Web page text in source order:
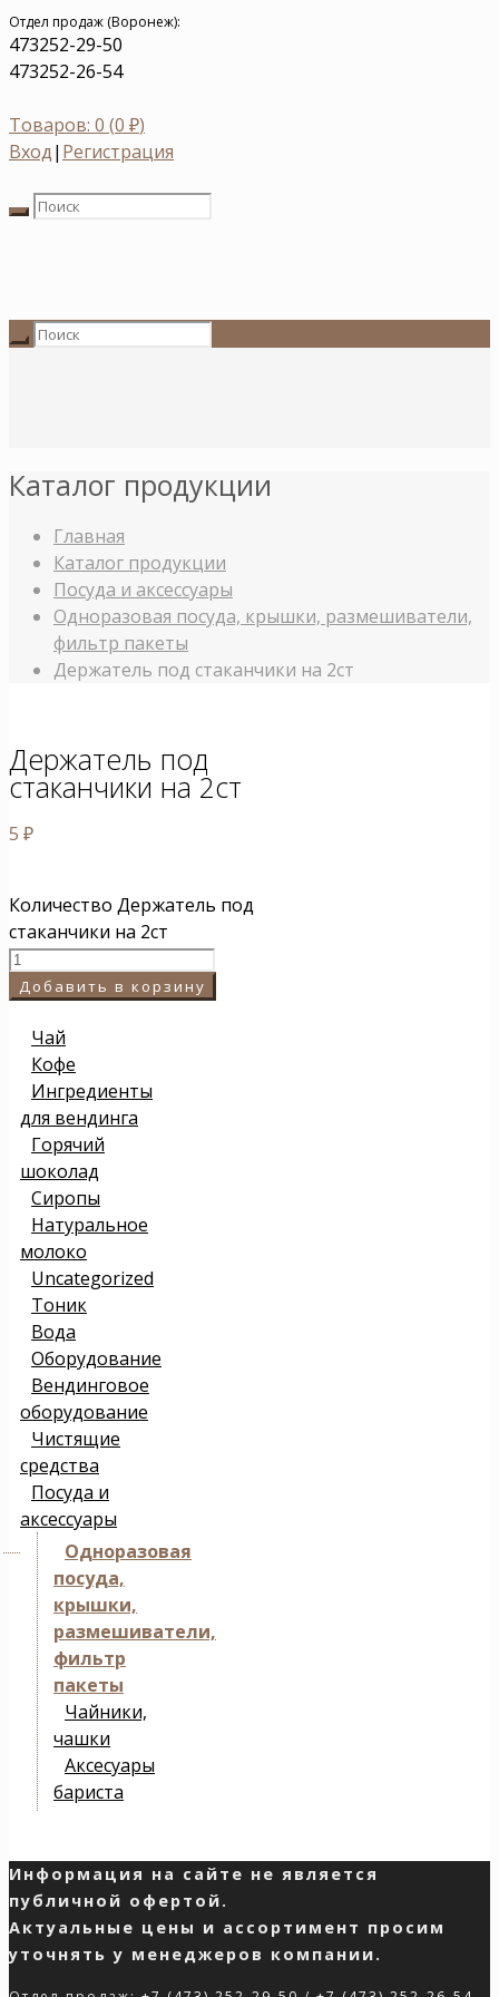
Отдел продаж (Воронеж):
473252-29-50
473252-26-54
Товаров: 0 (0 ₽)
Вход| Регистрация
Каталог продукции
Главная
Каталог продукции
Посуда и аксессуары
Одноразовая посуда, крышки, размешиватели,
фильтр пакеты
Держатель под стаканчики на 2ст
Держатель под
стаканчики на 2ст
5 ₽
Количество Держатель под
стаканчики на 2ст
Добавить в корзину
Чай
Кофе
Ингредиенты
для вендинга
Горячий
шоколад
Сиропы
Натуральное
молоко
Uncategorized
Тоник
Вода
Оборудование
Вендинговое
оборудование
Чистящие
средства
Посуда и
аксессуары
Одноразовая
посуда,
крышки,
размешиватели,
фильтр
пакеты
Чайники,
чашки
Аксесуары
бариста
Информация на сайте не является
публичной офертой.
Актуальные цены и ассортимент просим
уточнять у менеджеров компании.